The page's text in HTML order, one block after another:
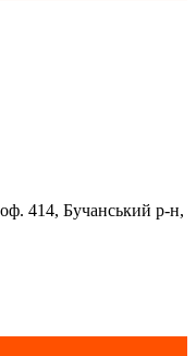
414, Бучанський р-н,